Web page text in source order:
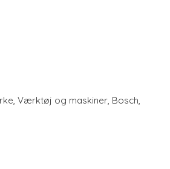
, Værktøj og maskiner, Bosch,